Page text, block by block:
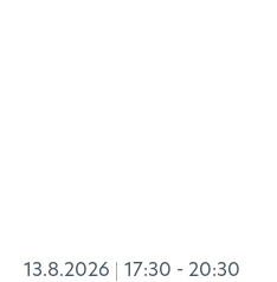
13.8.2026 17:30 - 20:30